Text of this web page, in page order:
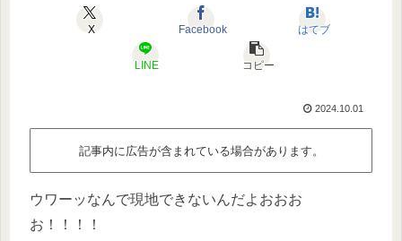
X Facebook はてブ
LINE コピー
2024.10.01
記事内に広告が含まれている場合があります。
ウワーッなんで現地できないんだよおおお
お！！！！